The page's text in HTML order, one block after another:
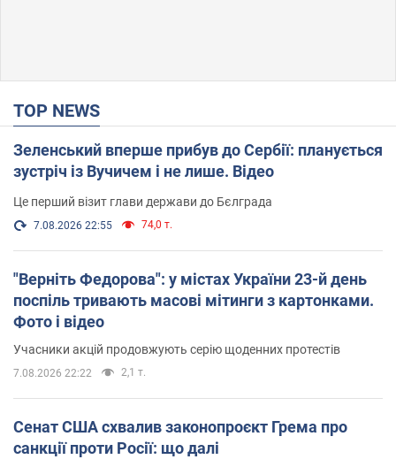
TOP NEWS
Зеленський вперше прибув до Сербії: планується
зустріч із Вучичем і не лише. Відео
Це перший візит глави держави до Бєлграда
7.08.2026 22:55 74,0 т.
"Верніть Федорова": у містах України 23-й день
поспіль тривають масові мітинги з картонками.
Фото і відео
Учасники акцій продовжують серію щоденних протестів
7.08.2026 22:22 2,1 т.
Сенат США схвалив законопроєкт Грема про
санкції проти Росії: що далі